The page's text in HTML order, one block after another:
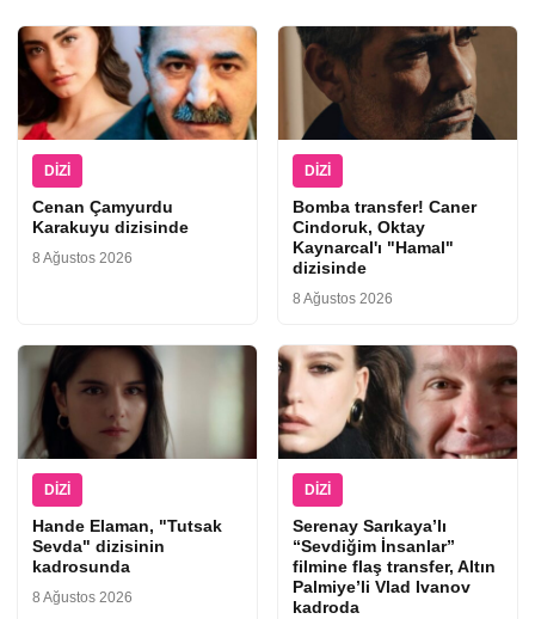
DIZI
Cenan Çamyurdu
Karakuyu dizisinde
8 Ağustos 2026
DIZI
Bomba transfer! Caner
Cindoruk, Oktay
Kaynarcal'ı "Hamal"
dizisinde
8 Ağustos 2026
DIZI
Hande Elaman, "Tutsak
Sevda" dizisinin
kadrosunda
8 Ağustos 2026
DIZI
Serenay Sarıkaya’lı
“Sevdiğim İnsanlar”
filmine flaş transfer, Altın
Palmiye’li Vlad Ivanov
kadroda